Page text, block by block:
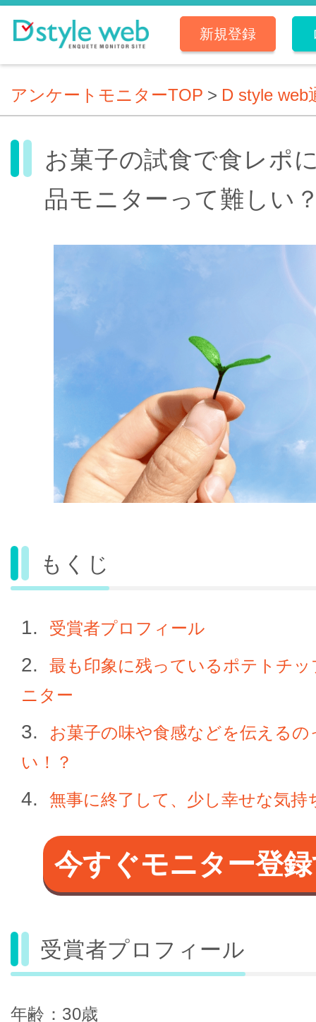
新規登録
アンケートモニターTOP > D style web
お菓子の試食で食レポ
品モニターって難しい
もくじ
受賞者プロフィール
最も印象に残っているポテトチ
ニター
お菓子の味や食感などを伝えるの
い！？
無事に終了して、少し幸せな気持
今すぐモニター登
受賞者プロフィール
年齢：30歳